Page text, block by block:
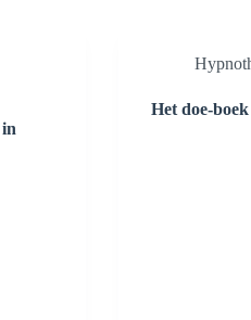
Het doe-